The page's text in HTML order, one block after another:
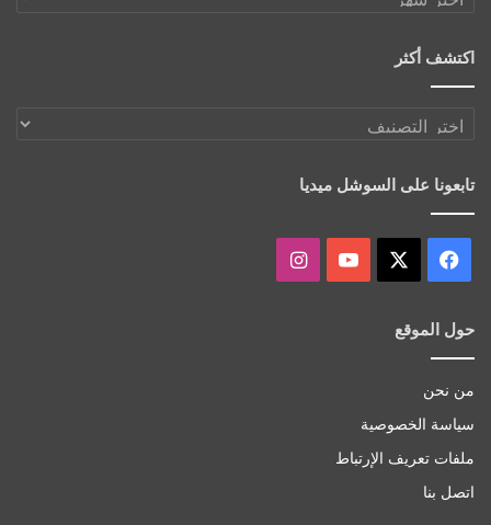
اكتشف أكثر
اكتشف
تابعونا على السوشل ميديا
فيسبوك ‫YouTubeانستقرام
حول الموقع
من نحن
سياسة الخصوصية
ملفات تعريف الإرتباط
اتصل بنا